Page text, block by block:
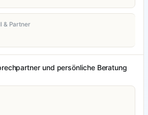
& Partner
und persönliche Beratung